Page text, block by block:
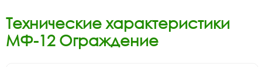
Технические характеристики
МФ-12 Ограждение